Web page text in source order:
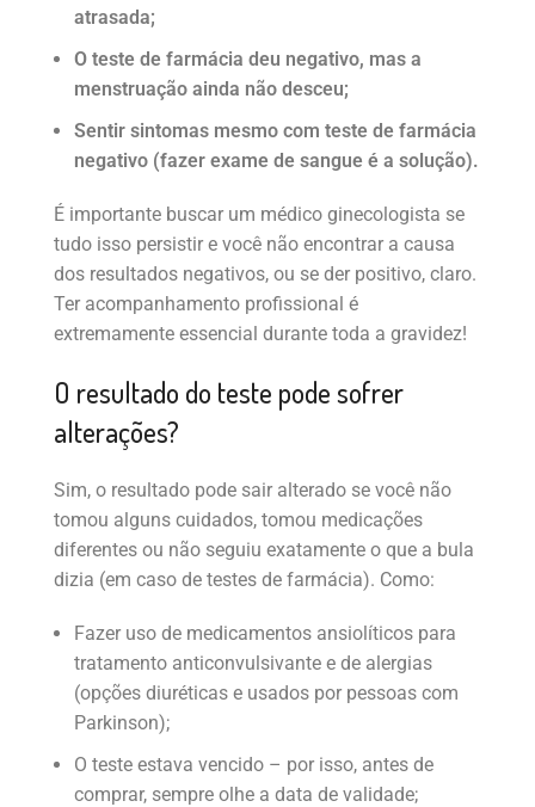
atrasada;
O teste de farmácia deu negativo, mas a
menstruação ainda não desceu;
Sentir sintomas mesmo com teste de farmácia
negativo (fazer exame de sangue é a solução).
É importante buscar um médico ginecologista se
tudo isso persistir e você não encontrar a causa
dos resultados negativos, ou se der positivo, claro.
Ter acompanhamento profissional é
extremamente essencial durante toda a gravidez!
O resultado do teste pode sofrer
alterações?
Sim, o resultado pode sair alterado se você não
tomou alguns cuidados, tomou medicações
diferentes ou não seguiu exatamente o que a bula
dizia (em caso de testes de farmácia). Como:
Fazer uso de medicamentos ansiolíticos para
tratamento anticonvulsivante e de alergias
(opções diuréticas e usados por pessoas com
Parkinson);
O teste estava vencido – por isso, antes de
comprar, sempre olhe a data de validade;